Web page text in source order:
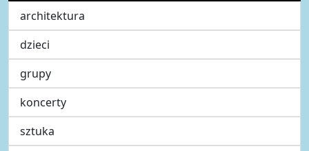
architektura
dzieci
grupy
koncerty
sztuka